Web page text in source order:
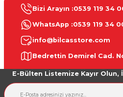
konularda yetersiz gördüğünüz
tarafımıza iletebilirsiniz.
Görüş ve önerileriniz için teşekkür
Ürün resmi kalitesiz, bozuk veya
Ürün açıklamasında eksik bilgiler
Ürün bilgilerinde hatalar bulunuyor.
Bizi Arayın :0539 119 34
WhatsApp :0539 119 34
info@bilcasstore.com
Bedrettin Demirel Cad.
E-Bülten Listemize Kayır Olun,